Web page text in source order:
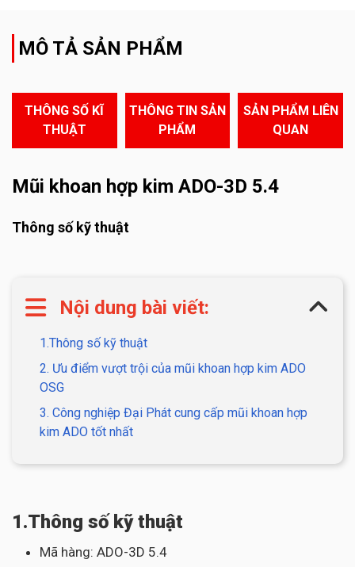
MÔ TẢ SẢN PHẨM
THÔNG SỐ KĨ
THUẬT
THÔNG TIN SẢN
PHẨM
SẢN PHẨM LIÊN
QUAN
Mũi khoan hợp kim ADO-3D 5.4
Thông số kỹ thuật
Nội dung bài viết:
1.Thông số kỹ thuật
2. Ưu điểm vượt trội của mũi khoan hợp kim ADO
OSG
3. Công nghiệp Đại Phát cung cấp mũi khoan hợp
kim ADO tốt nhất
1.Thông số kỹ thuật
Mã hàng: ADO-3D 5.4